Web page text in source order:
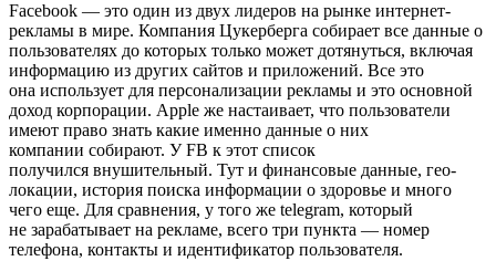
Facebook — это один из двух лидеров на рынке интернет-
рекламы в мире. Компания Цукерберга собирает все данные о
пользователях до которых только может дотянуться, включая
информацию из других сайтов и приложений. Все это
она использует для персонализации рекламы и это основной
доход корпорации. Apple же настаивает, что пользователи
имеют право знать какие именно данные о них
компании собирают. У FB к этот список
получился внушительный. Тут и финансовые данные, гео-
локации, история поиска информации о здоровье и много
чего еще. Для сравнения, у того же telegram, который
не зарабатывает на рекламе, всего три пункта — номер
телефона, контакты и идентификатор пользователя.